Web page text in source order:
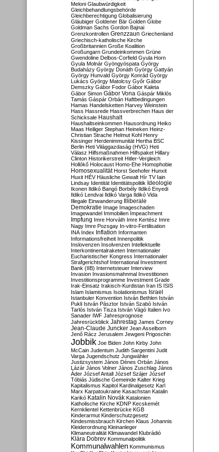
Meloni Glaubwürdigkeit
Gleichbehandlungsbehörde
Gleichberechtigung Globalisierung
Gläubiger Goldener Bär Golden Globe
Goldman Sachs Gordon Bajnai
Grenzkontrollen Grenzzaun Griechenland
Griechisch-katholische Kirche
Großbritannien Große Koalition
Großungarn Grundeinkommen Grüne
Gwendoline Delbos-Corfield Gyula Horn
Gyula Molnár Gyöngyöspata György
Budaházy György Donáth György Gattyán
György Hunvald György Konrád György
Lukács György Matolcsy Győr Gábor
Demszky Gábor Fodor Gábor Kaleta
Gábor Simon Gábor Vona Gáspár Miklós
Tamás Gáspár Orbán Haftbedingungen
Hamas Handelsketten Harvey Weinstein
Hass Hassrede Hassverbrechen Haus der
Schicksale Haushalt
Haushaltseinkommen Hausordnung Heiko
Maas Heiliger Stephan Heineken Heinz-
Christian Strache Helmut Kohl Henry
Kissinger Herdenimmunität Hertha BSC
Berlin Heti Világgazdaság (HVG) Heti
Válasz Hilfsmaßnahmen Hilfspaket Hillary
Clinton Historikerstreit Hitler-Vergleich
Hollókő Holocaust Homo-Ehe Homophobie
Homosexualität Horst Seehofer Hunxit
Huxit HÉV Häusliche Gewalt Hír TV Iain
Lindsay Identität Identitätspolitik Ideologie
Ikonen Ildikó Bangó Borbély Ildikó Enyedi
Ildikó Lendvai Ildikó Varga Ildikó Vida
Illegale Einwanderung Illiberale
Demokratie Image Imageschaden
Imagewandel Immobilien Impeachment
Impfung Imre Horváth Imre Kertész Imre
Nagy Imre Pozsgay In-vitro-Fertilisation
INA Index Inflation Informanten
Informationsfreiheit Innenpolitik
Inslovenzen Insolvenzen Intellektuelle
Interkontinentalraketen Internationaler
Eucharistischer Kongress Internationaler
Strafgerichtshof International Investment
Bank (IIB) Internetsteuer Interview
Invasion Invasionsmahnmal Investitionen
Investitionsprogramme Investment Grade
Irak-Einsatz Irakisch-Kurdistan Iran IS ISIS
Islam Islamismus Isolationismus Israel
Istanbuler Konvention István Bethlen István
Pukli István Pásztor István Szabó István
Tarlós István Tisza István Vágó Italien Ivo
Sanader IWF Jahresprognose
Jahresrückblick Jahrestag James Corney
Jean-Claude Juncker Jean Asselborn
Jenő Rácz Jerusalem Jewgeni Prigoschin
Jobbik Joe Biden John Kirby John
McCain Judentum Judith Sargentini Judit
Varga Jugendschutz Jungwähler
Justizsystem János Dénes Orbán János
Lázár János Volner János Zuschlag János
Áder József Antall József Szájer József
Tóbiás Jüdische Gemeinde Kalter Krieg
Kapitalismus Kapitol Kardinalgesetz Karl
Marx Karpatoukraine Kasachstan Katalin
Karikó Katalin Novák Katalonien
Katholische Kirche KDNP Kecskemét
Kernklientel Kettenbrücke KGB
Kinderarmut Kinderschutzgesetz
Kindesmissbrauch Kirchen Klaus Johannis
Kleiderordnung Kleinanleger
Klimaneutralität Klimawandel Klubrádió
Klára Dobrev Kommunalpolitik
Kommunalwahlen Kommunismus